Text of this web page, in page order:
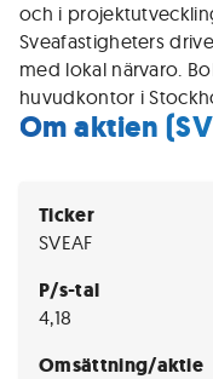
och i
Sveafastigheters
med lokal närvaro.
huvudkontor i
Om aktien
Ticker
SVEAF
P/s-tal
4,18
Omsättning/aktie